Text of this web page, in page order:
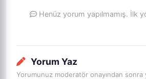
Henüz yorum yapılmamış. İlk
Yorum Yaz
Yorumunuz moderatör onayından sonra